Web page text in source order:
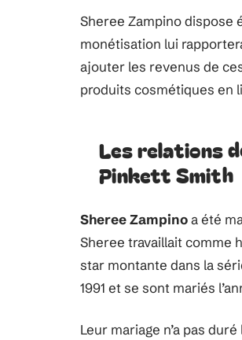
Sheree Zampino dispose
monétisation lui
ajouter les revenus de
produits cosmétiques en
Les relations
Pinkett Smith
Sheree Zampinoa été
Sheree travaillait comme
star montante dans la
1991 et se sont mariés
Leur mariage n’a pas